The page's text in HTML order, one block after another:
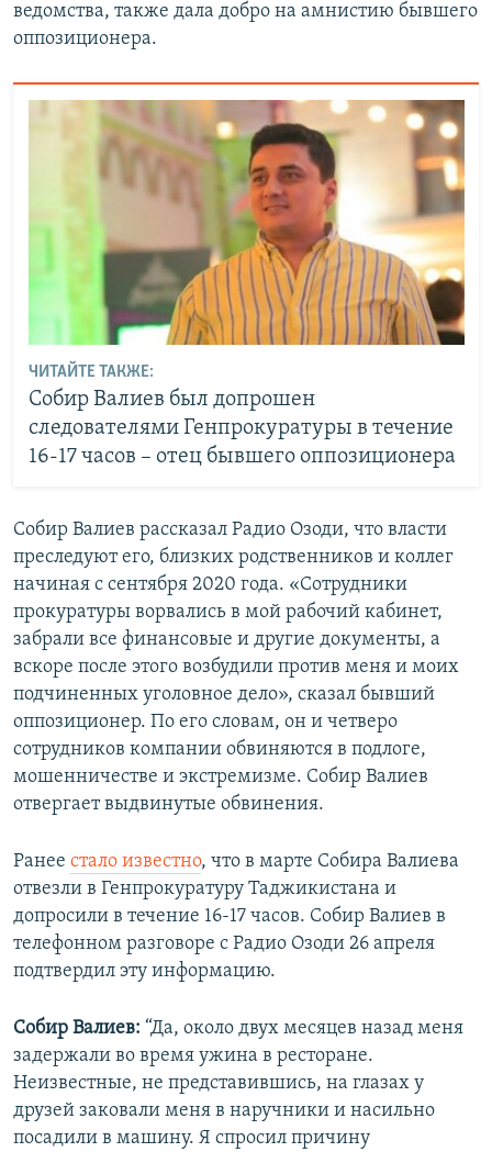
ведомства, также дала добро на амнистию бывшего
оппозиционера.
ЧИТАЙТЕ ТАКЖЕ:
Собир Валиев был допрошен
следователями Генпрокуратуры в течение
16-17 часов – отец бывшего оппозиционера
Собир Валиев рассказал Радио Озоди, что власти
преследуют его, близких родственников и коллег
начиная с сентября 2020 года. «Сотрудники
прокуратуры ворвались в мой рабочий кабинет,
забрали все финансовые и другие документы, а
вскоре после этого возбудили против меня и моих
подчиненных уголовное дело», сказал бывший
оппозиционер. По его словам, он и четверо
сотрудников компании обвиняются в подлоге,
мошенничестве и экстремизме. Собир Валиев
отвергает выдвинутые обвинения.
Ранее стало известно, что в марте Собира Валиева
отвезли в Генпрокуратуру Таджикистана и
допросили в течение 16-17 часов. Собир Валиев в
телефонном разговоре с Радио Озоди 26 апреля
подтвердил эту информацию.
Собир Валиев: “Да, около двух месяцев назад меня
задержали во время ужина в ресторане.
Неизвестные, не представившись, на глазах у
друзей заковали меня в наручники и насильно
посадили в машину. Я спросил причину